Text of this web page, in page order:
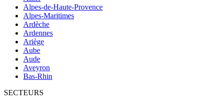
Alpes-de-Haute-Provence
Alpes-Maritimes
Ardèche
Ardennes
Ariège
Aube
Aude
Aveyron
Bas-Rhin
SECTEURS